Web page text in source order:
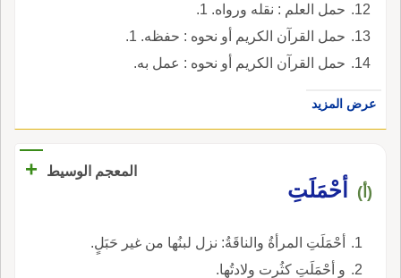
حمل العلم : نقله ورواه. 1.
حمل القرآن الكريم أو نحوه : حفظه. 1.
حمل القرآن الكريم أو نحوه : عمل به.
عرض المزيد
المعجم الوسيط +
(أ) أحْمَلَتِ
أحْمَلَتِ المرأةُ والناقَةُ: نزل لبنُها من غير حَبَلٍ.
و أحْمَلَتِ كثُرت ولادتُها.